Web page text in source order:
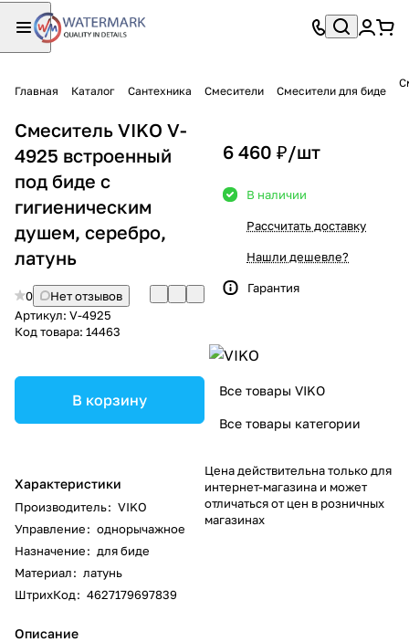
Главная Каталог Сантехника Смесители Смесители для биде
Смеситель VIKO V-
4925 встроенный
под биде с
гигиеническим
душем, серебро,
латунь
0
Нет отзывов
Артикул: V-4925
Код товара: 14463
В корзину
Характеристики
Производитель: VIKO
Управление: однорычажное
Назначение: для биде
Материал: латунь
ШтрихКод: 4627179697839
Описание
6 460 ₽/шт
В наличии
Рассчитать доставку
Нашли дешевле?
Гарантия
Все товары VIKO
Все товары категории
Цена действительна только для
интернет-магазина и может
отличаться от цен в розничных
магазинах